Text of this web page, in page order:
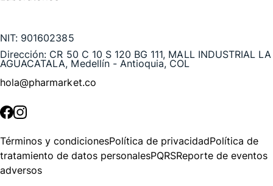
NIT: 901602385
Dirección: CR 50 C 10 S 120 BG 111, MALL INDUSTRIAL LA
AGUACATALA, Medellín - Antioquia, COL
hola@pharmarket.co
Términos y condicionesPolítica de privacidadPolítica de
tratamiento de datos personalesPQRSReporte de eventos
adversos